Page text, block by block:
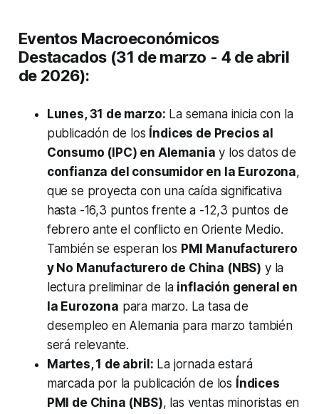
Eventos Macroeconómicos
Destacados (31 de marzo - 4 de abril
de 2026):
Lunes, 31 de marzo: La semana inicia con la
publicación de los Índices de Precios al
Consumo (IPC) en Alemania y los datos de
confianza del consumidor en la Eurozona,
que se proyecta con una caída significativa
hasta -16,3 puntos frente a -12,3 puntos de
febrero ante el conflicto en Oriente Medio.
También se esperan los PMI Manufacturero
y No Manufacturero de China (NBS) y la
lectura preliminar de la inflación general en
la Eurozona para marzo. La tasa de
desempleo en Alemania para marzo también
será relevante.
Martes, 1 de abril: La jornada estará
marcada por la publicación de los Índices
PMI de China (NBS), las ventas minoristas en